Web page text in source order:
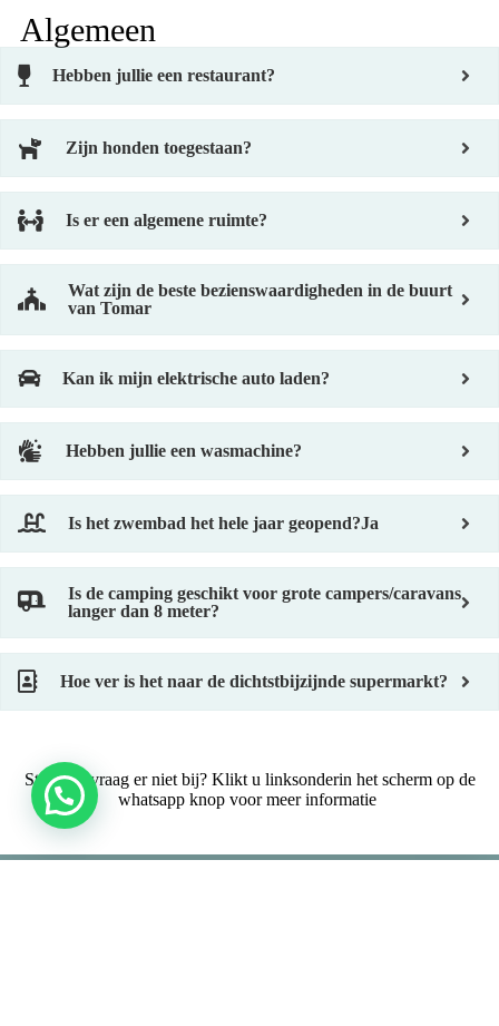
Algemeen
Hebben jullie een restaurant?
Zijn honden toegestaan?
Is er een algemene ruimte?
Wat zijn de beste bezienswaardigheden in de buurt
van Tomar
Kan ik mijn elektrische auto laden?
Hebben jullie een wasmachine?
Is het zwembad het hele jaar geopend?Ja
Is de camping geschikt voor grote campers/caravans
langer dan 8 meter?
Hoe ver is het naar de dichtstbijzijnde supermarkt?
Staat uw vraag er niet bij? Klikt u linksonderin het scherm op de
whatsapp knop voor meer informatie